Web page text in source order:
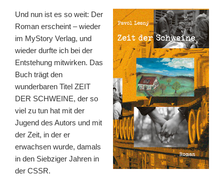
Und nun ist es so weit: Der
Roman erscheint – wieder
im MyStory Verlag, und
wieder durfte ich bei der
Entstehung mitwirken. Das
Buch trägt den
wunderbaren Titel ZEIT
DER SCHWEINE, der so
viel zu tun hat mit der
Jugend des Autors und mit
der Zeit, in der er
erwachsen wurde, damals
in den Siebziger Jahren in
der CSSR.